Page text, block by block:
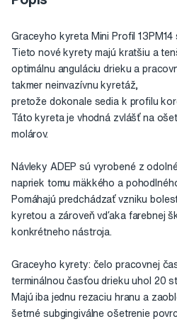
Graceyho kyreta Mini Profil 13PM14
Tieto nové kyrety majú kratšiu a
optimálnu anguláciu drieku a
takmer neinvazívnu kyretáž,
pretože dokonale sedia k profilu
Táto kyreta je vhodná zvlášť na
molárov.
Návleky ADEP sú vyrobené z
napriek tomu mäkkého a
Pomáhajú predchádzať vzniku
kyretou a zároveň vďaka farebnej
konkrétneho nástroja.
Graceyho kyrety: čelo pracovnej
terminálnou časťou drieku uhol 20
Majú iba jednu rezaciu hranu a
šetrné subgingiválne ošetrenie